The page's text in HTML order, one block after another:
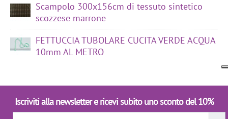
Scampolo 300x156cm di tessuto sintetico
scozzese marrone
FETTUCCIA TUBOLARE CUCITA VERDE ACQUA
10mm AL METRO
Iscriviti alla newsletter e ricevi subito uno sconto del 10%